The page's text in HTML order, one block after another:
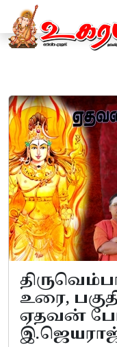
உரை,
ஏதவன்